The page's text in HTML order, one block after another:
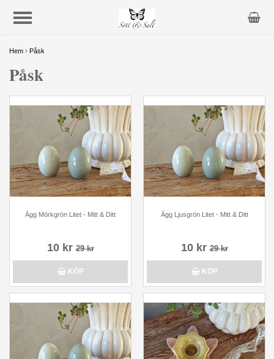
Hem Påsk
Påsk
Ägg Mörkgrön Litet - Mitt & Ditt
10 kr29 kr
KÖP
Ägg Ljusgrön Litet - Mitt & Ditt
10 kr29 kr
KÖP